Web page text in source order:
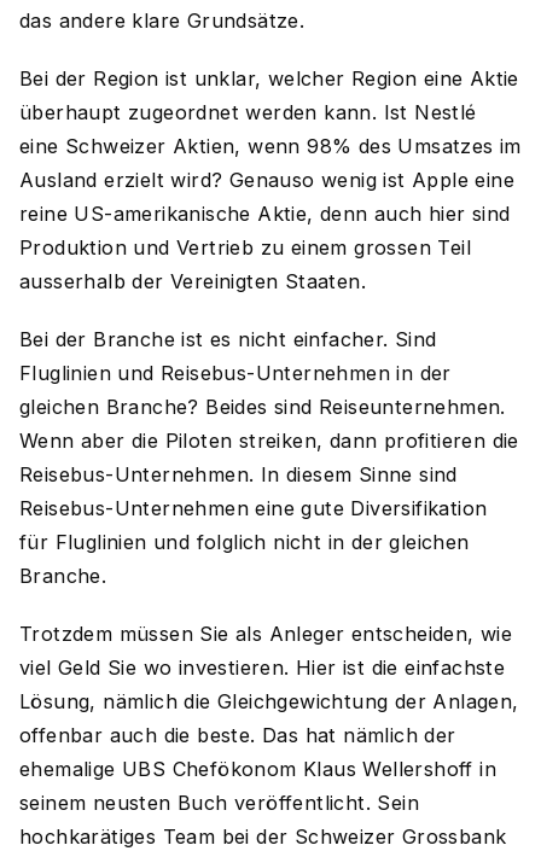
das andere klare Grundsätze.
Bei der Region ist unklar, welcher Region eine Aktie
überhaupt zugeordnet werden kann. Ist Nestlé
eine Schweizer Aktien, wenn 98% des Umsatzes im
Ausland erzielt wird? Genauso wenig ist Apple eine
reine US-amerikanische Aktie, denn auch hier sind
Produktion und Vertrieb zu einem grossen Teil
ausserhalb der Vereinigten Staaten.
Bei der Branche ist es nicht einfacher. Sind
Fluglinien und Reisebus-Unternehmen in der
gleichen Branche? Beides sind Reiseunternehmen.
Wenn aber die Piloten streiken, dann profitieren die
Reisebus-Unternehmen. In diesem Sinne sind
Reisebus-Unternehmen eine gute Diversifikation
für Fluglinien und folglich nicht in der gleichen
Branche.
Trotzdem müssen Sie als Anleger entscheiden, wie
viel Geld Sie wo investieren. Hier ist die einfachste
Lösung, nämlich die Gleichgewichtung der Anlagen,
offenbar auch die beste. Das hat nämlich der
ehemalige UBS Chefökonom Klaus Wellershoff in
seinem neusten Buch veröffentlicht. Sein
hochkarätiges Team bei der Schweizer Grossbank